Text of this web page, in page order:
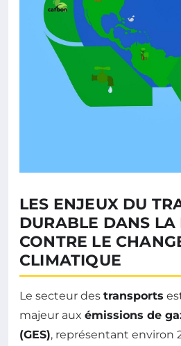
LES ENJEUX DU
DURABLE DANS LA
CONTRE LE
CLIMATIQUE
Le secteur des transports
majeur aux émissions de
(GES), représentant environ